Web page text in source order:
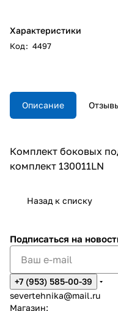
Характеристики
Код: 4497
Описание
Комплект боковых
комплект 130011LN
Назад к списку
Подписаться на
+7 (953) 585-00-39
severtehnika@mail.ru
Магазин: